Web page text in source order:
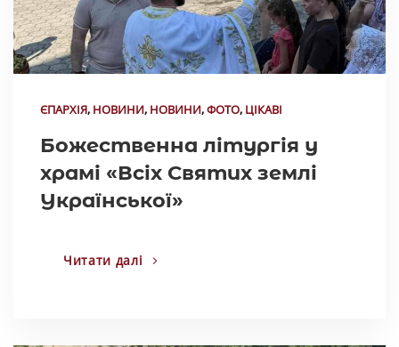
ЄПАРХІЯ, НОВИНИ, НОВИНИ,ФОТО, ЦІКАВІ
Божественна літургія у
храмі «Всіх Святих землі
Української»
Читати далі